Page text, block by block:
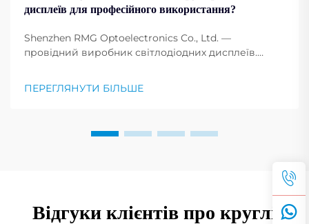
дисплеїв для професійного використання?
Shenzhen RMG Optoelectronics Co., Ltd. —
провідний виробник світлодіодних дисплеїв.
Налаштування конфігурації кольору екрана
ПЕРЕГЛЯНУТИ БІЛЬШЕ
Відгуки клієнтів про круглі